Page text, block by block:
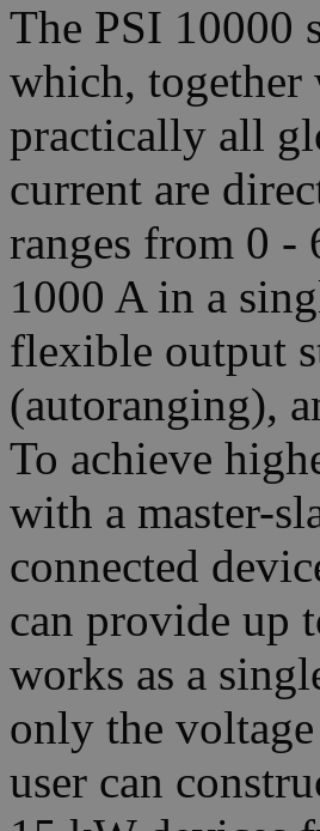
The PSI 10000
which, together
practically all
current are
ranges from 0 -
1000 A in a
flexible output
(autoranging),
To achieve
with a master-
connected
can provide up
works as a
only the
user can